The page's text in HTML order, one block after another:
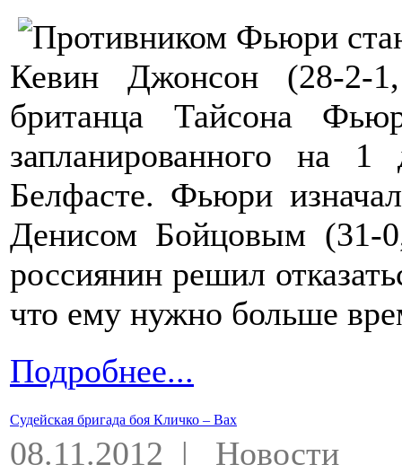
Кевин Джонсон (28-2-
британца Тайсона
запланированного на 1
Белфасте. Фьюри
Денисом Бойцовым
россиянин решил
что ему нужно больше
Подробнее...
Судейская бригада боя Кличко – Вах
08.11.2012 | Новости